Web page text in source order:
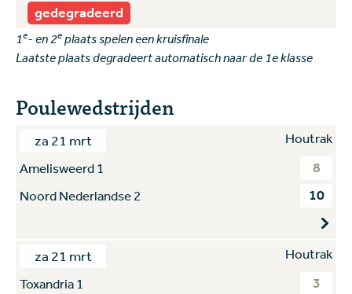
gedegradeerd
1e- en 2eplaats spelen een kruisfinale
Laatste plaats degradeert automatisch naar de 1e klasse
Poulewedstrijden
za 21 mrt
Houtrak
Amelisweerd 1
8
Noord Nederlandse 2 10
za 21 mrt
Houtrak
Toxandria 1
3